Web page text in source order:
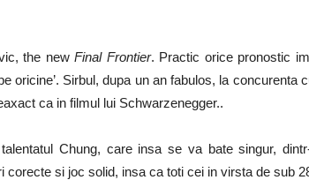
the newFinal Frontier. Practic orice pronostic
oricine’. Sirbul, dupa un an fabulos, la
ca in filmul lui Schwarzenegger..
Chung, care insa se va bate singur,
corecte si joc solid, insa ca toti cei in virsta de sub